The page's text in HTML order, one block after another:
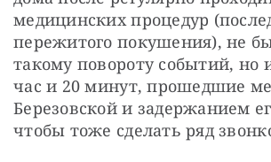
медицинских процедур
пережитого покушения), не
такому повороту событий, но
час и 20 минут, прошедшие
Березовской и задержанием
чтобы тоже сделать ряд